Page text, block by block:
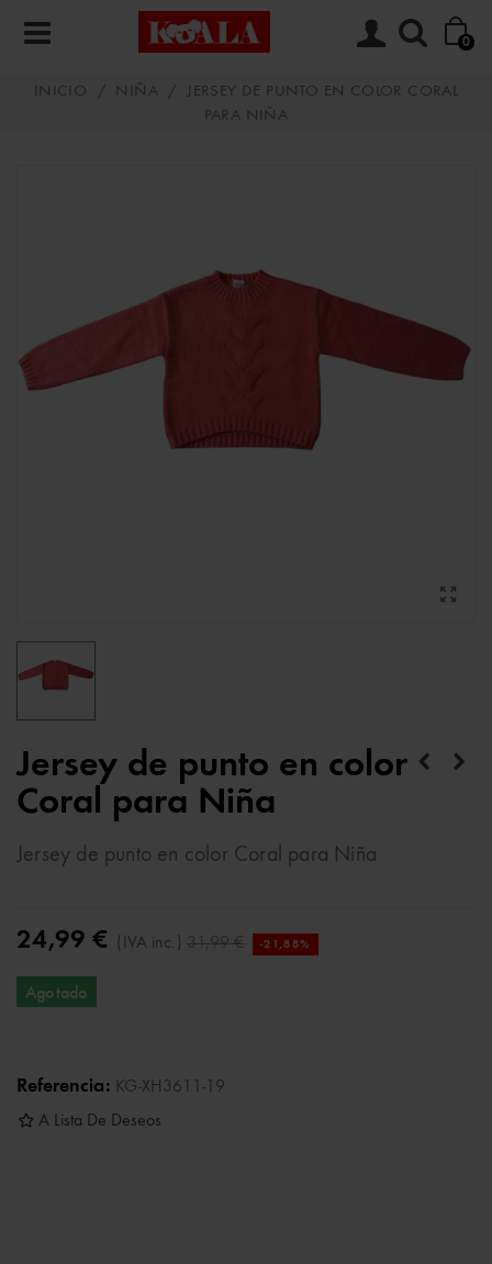
0
INICIO / NIÑA /
JERSEY DE PUNTO EN COLOR CORAL
PARA NIÑA
Jersey de punto en color
Coral para Niña
Jersey de punto en color Coral para Niña
24,99 € (IVA inc.) 31,99 € -21,88%
Agotado
Referencia: KG-XH3611-19
A Lista De Deseos